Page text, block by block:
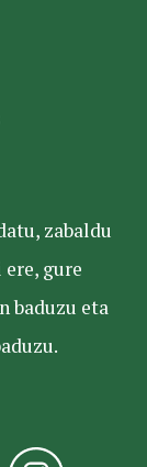
zabaldu
gure
baduzu eta